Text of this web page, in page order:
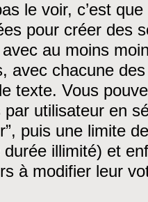
le voir, c’est
pour créer des
au moins
avec chacune
texte. Vous
par utilisateur en
puis une limite
durée illimité) et
à modifier leur